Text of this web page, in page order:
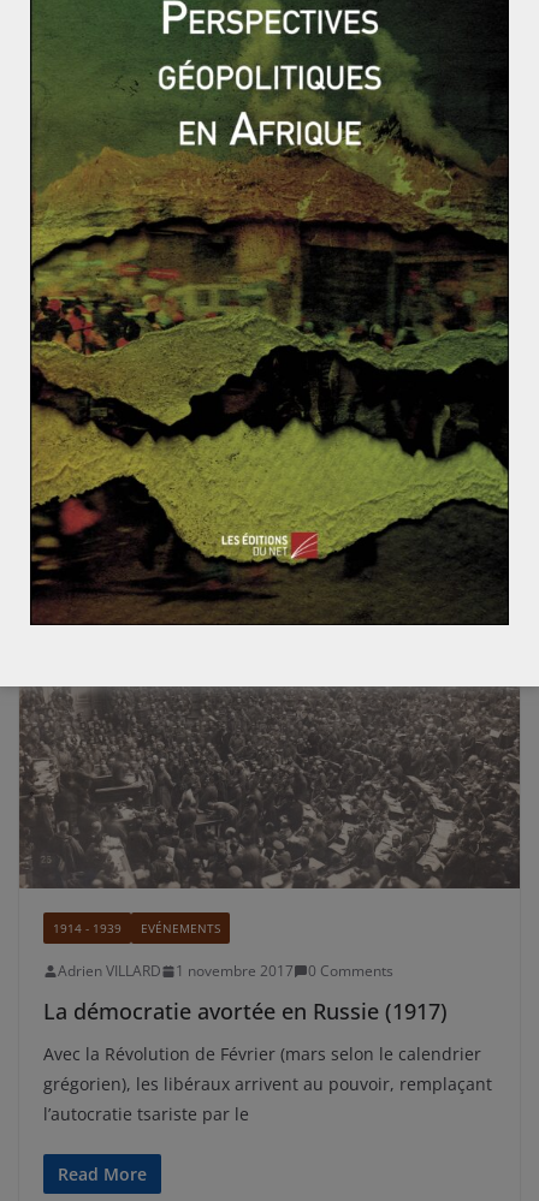
1914 - 1939 EVÉNEMENTS
Jessy PÉRIÉ 1 novembre 2017 0 Comments
La chute des Romanov, tragique conclusion
d’une crise ignorée (1917)
Romanov. Trois cents ans de règne, dont Nicolas II fut
le dernier représentant. La fin de sa dynastie fut
tragique
Read More
1914 - 1939 EVÉNEMENTS
Adrien VILLARD 1 novembre 2017 0 Comments
La démocratie avortée en Russie (1917)
Avec la Révolution de Février (mars selon le calendrier
grégorien), les libéraux arrivent au pouvoir, remplaçant
l’autocratie tsariste par le
Read More